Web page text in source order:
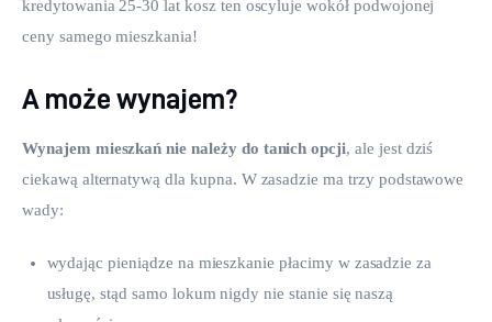
kredytowania 25-30 lat kosz ten oscyluje wokół podwojonej
ceny samego mieszkania!
A może wynajem?
Wynajem mieszkań nie należy do tanich opcji, ale jest dziś
ciekawą alternatywą dla kupna. W zasadzie ma trzy podstawowe
wady:
wydając pieniądze na mieszkanie płacimy w zasadzie za
usługę, stąd samo lokum nigdy nie stanie się naszą